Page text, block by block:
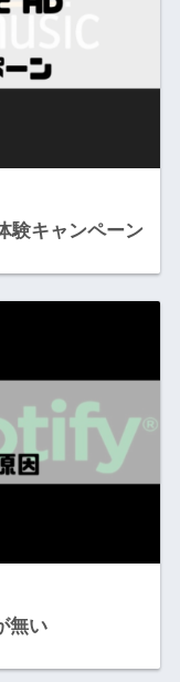
験キャンペーン
無い